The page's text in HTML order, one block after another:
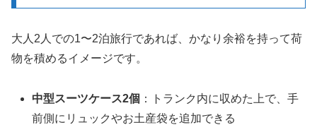
大人2人での1〜2泊旅行であれば、かなり余裕を持って荷
物を積めるイメージです。
中型スーツケース2個 ：トランク内に収めた上で、手
前側にリュックやお土産袋を追加できる